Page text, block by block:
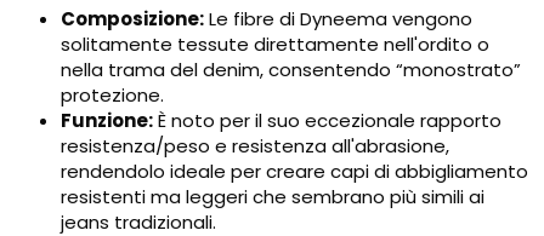
Composizione:Le fibre di Dyneema vengono
solitamente tessute direttamente nell'ordito o
nella trama del denim, consentendo “monostrato”
protezione.
Funzione:È noto per il suo eccezionale rapporto
resistenza/peso e resistenza all'abrasione,
rendendolo ideale per creare capi di abbigliamento
resistenti ma leggeri che sembrano più simili ai
jeans tradizionali.